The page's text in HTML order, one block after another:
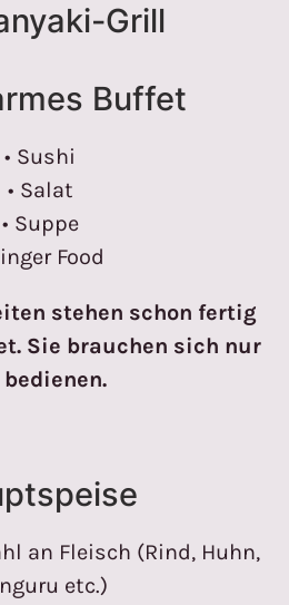
Grill
Buffet
• Sushi
• Salat
• Suppe
Food
stehen schon fertig
Sie brauchen sich nur
bedienen.
an Fleisch (Rind, Huhn,
etc.)